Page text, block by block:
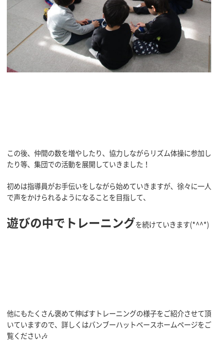
この後、仲間の数を増やしたり、協力しながらリズム体操に参加し
たり等、集団での活動を展開していきました！
初めは指導員がお手伝いをしながら始めていきますが、徐々に一人
で声をかけられるようになることを目指して、
遊びの中でトレーニングを続けていきます(*^^*)
他にもたくさん褒めて伸ばすトレーニングの様子をご紹介させて頂
いていますので、詳しくはバンブーハットベースホームページをご
覧ください🎶